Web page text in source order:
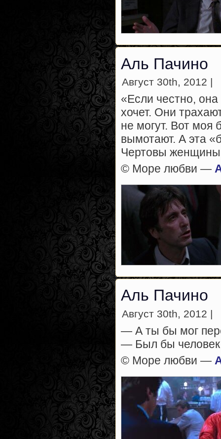
Аль Пачино
Август 30th, 2012 |
«Если честно,
хочет. Они
не могут. Вот моя
вымотают. А эта
Чертовы
© Море любви —
Аль Пачино
Август 30th, 2012 |
— А ты бы мог
— Был бы
© Море любви —